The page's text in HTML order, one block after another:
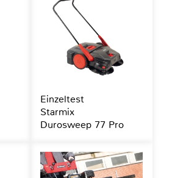
Einzeltest
Starmix
Durosweep 77 Pro